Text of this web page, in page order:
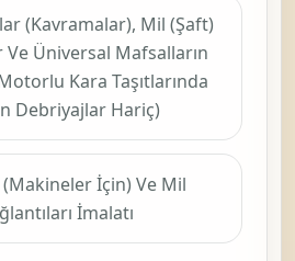
(Kavramalar), Mil (Şaft)
Ve Üniversal Mafsalların
Kara Taşıtlarında
Debriyajlar Hariç)
İçin) Ve Mil
İmalatı